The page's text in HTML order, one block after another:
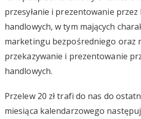
przesyłanie i prezentowanie
handlowych, w tym mających
marketingu bezpośredniego oraz
przekazywanie i prezentowanie
handlowych.
Przelew 20 zł trafi do nas do
miesiąca kalendarzowego